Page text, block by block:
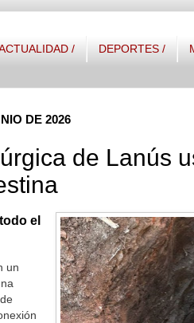
/ DEPORTES /
DE 2026
de Lanús
el
un